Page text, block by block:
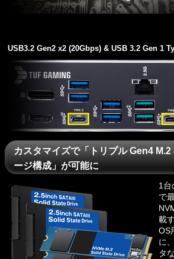
USB3.2 Gen2 x2 (20Gbps) & USB 3.2 Gen 1
カスタマイズで「トリプル Gen4
ージ構成」が可能に
1台
で
載
OS
に
タ